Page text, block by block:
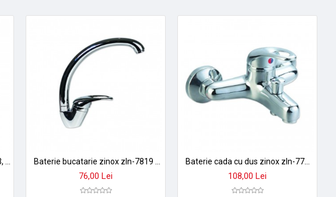
Baterie bucatarie z-inox zln8153, cu gat flexibil 45cm - corp alama cromata, dubla functie stropire Baterie bucatarie zinox zln-7819 monocomanda pipa inalta, cartus ceramic 40mm, finisaj crom
76,00 Lei
Baterie cada cu dus zinox zln-7710 monocomanda, finisaj cromat, para de dus inclusa
108,00 Lei